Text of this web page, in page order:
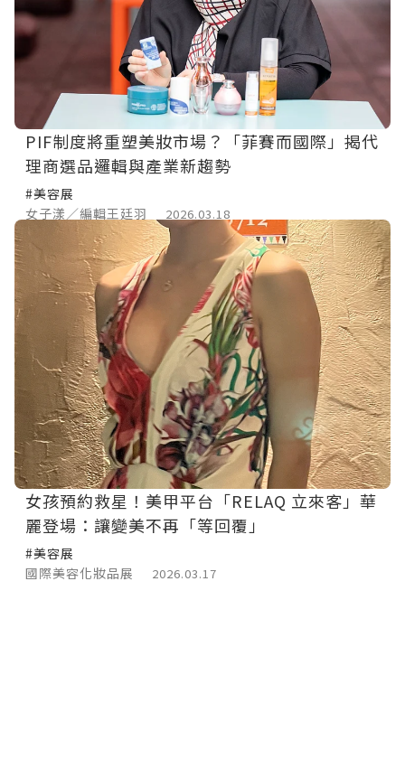
PIF制度將重塑美妝市場？「菲賽而國際」揭代
理商選品邏輯與產業新趨勢
#美容展
女子漾／編輯王廷羽
2026.03.18
女孩預約救星！美甲平台「RELAQ 立來客」華
麗登場：讓變美不再「等回覆」
#美容展
國際美容化妝品展
2026.03.17